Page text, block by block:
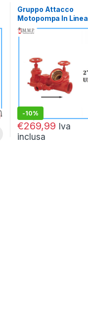
Gruppo Attacco
Motopompa In Linea
-10%
€269,99
299,99
Iva
inclusa